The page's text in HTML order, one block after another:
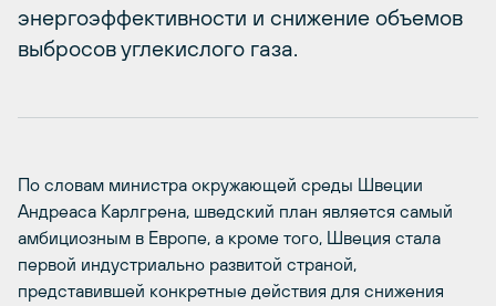
энергоэффективности и снижение объемов
выбросов углекислого газа.
По словам министра окружающей среды Швеции
Андреаса Карлгрена, шведский план является самый
амбициозным в Европе, а кроме того, Швеция стала
первой индустриально развитой страной,
представившей конкретные действия для снижения